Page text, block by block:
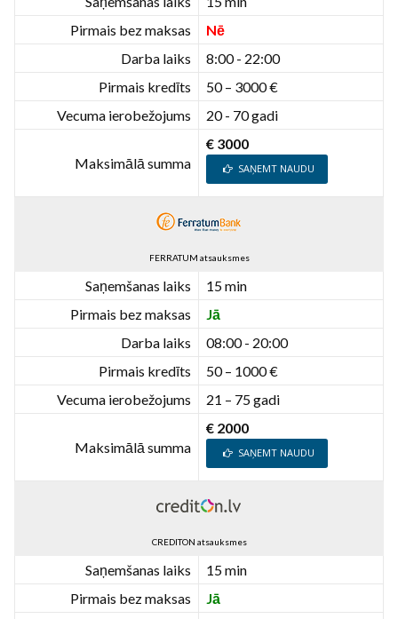
Pirmais bez maksas
Nē
Darba laiks
8:00 - 22:00
Pirmais kredīts
50 – 3000 €
Vecuma ierobežojums
20 - 70 gadi
Maksimālā summa
€ 3000
SAŅEMT NAUDU
FERRATUM atsauksmes
Saņemšanas laiks
15 min
Pirmais bez maksas
Jā
Darba laiks
08:00 - 20:00
Pirmais kredīts
50 – 1000 €
Vecuma ierobežojums
21 – 75 gadi
Maksimālā summa
€ 2000
SAŅEMT NAUDU
CREDITON atsauksmes
Saņemšanas laiks
15 min
Pirmais bez maksas
Jā